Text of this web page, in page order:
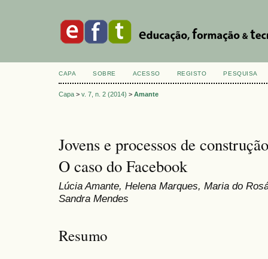
CAPA SOBRE ACESSO REGISTO PESQUISA
Capa > v. 7, n. 2 (2014) > Amante
Jovens e processos de
O caso do Facebook
Lúcia Amante, Helena Marques, Maria do
Sandra Mendes
Resumo